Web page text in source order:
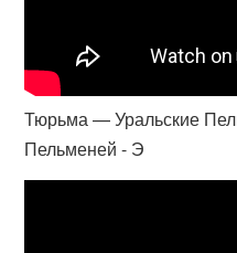
Тюрьма — Уральские
Пельменей - Э